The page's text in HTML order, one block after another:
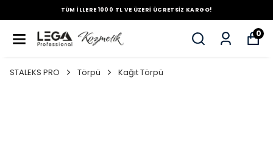
TÜM İLLERE 1000 TL VE ÜZERİ ÜCRETSİZ KARGO!
0
STALEKS PRO Törpü Kağıt Törpü